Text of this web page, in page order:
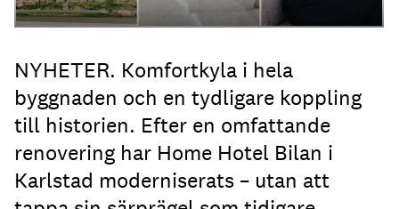
NYHETER. Komfortkyla i hela
byggnaden och en tydligare koppling
till historien. Efter en omfattande
renovering har Home Hotel Bilan i
Karlstad moderniserats – utan att